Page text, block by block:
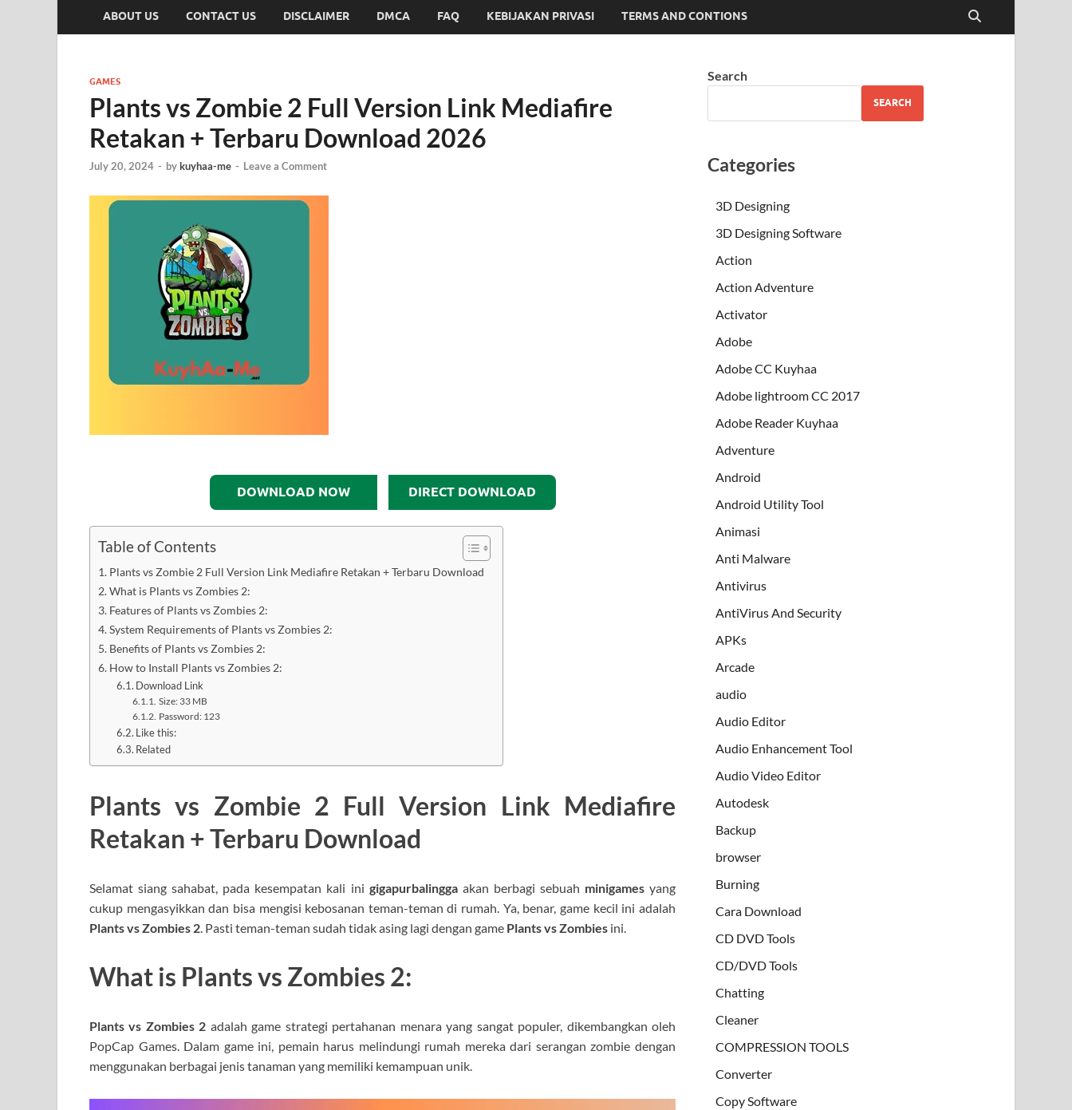
ABOUT US CONTACT US DISCLAIMER DMCA FAQ KEBIJAKAN PRIVASI TERMS AND CONTIONS
GAMES
Plants vs Zombie 2 Full Version Link Mediafire
Retakan + Terbaru Download 2026
July 20, 2024 - bykuyhaa-me - Leave a Comment
DOWNLOAD NOW DIRECT DOWNLOAD
Table of Contents
Plants vs Zombie 2 Full Version Link Mediafire Retakan + Terbaru Download
What is Plants vs Zombies 2:
Features of Plants vs Zombies 2:
System Requirements of Plants vs Zombies 2:
Benefits of Plants vs Zombies 2:
How to Install Plants vs Zombies 2:
Download Link
Size: 33 MB
Password: 123
Like this:
Related
Plants vs Zombie 2 Full Version Link Mediafire
Retakan + Terbaru Download
Selamat siang sahabat, pada kesempatan kali ini gigapurbalinggaakan berbagi sebuah minigamesyang
cukup mengasyikkan dan bisa mengisi kebosanan teman-teman di rumah. Ya, benar, game kecil ini adalah
Plants vs Zombies 2 . Pasti teman-teman sudah tidak asing lagi dengan game Plants vs Zombies ini.
What is Plants vs Zombies 2:
Plants vs Zombies 2 adalah game strategi pertahanan menara yang sangat populer, dikembangkan oleh
PopCap Games. Dalam game ini, pemain harus melindungi rumah mereka dari serangan zombie dengan
menggunakan berbagai jenis tanaman yang memiliki kemampuan unik.
Search
SEARCH
Categories
3D Designing
3D Designing Software
Action
Action Adventure
Activator
Adobe
Adobe CC Kuyhaa
Adobe lightroom CC 2017
Adobe Reader Kuyhaa
Adventure
Android
Android Utility Tool
Animasi
Anti Malware
Antivirus
AntiVirus And Security
APKs
Arcade
audio
Audio Editor
Audio Enhancement Tool
Audio Video Editor
Autodesk
Backup
browser
Burning
Cara Download
CD DVD Tools
CD/DVD Tools
Chatting
Cleaner
COMPRESSION TOOLS
Converter
Copy Software